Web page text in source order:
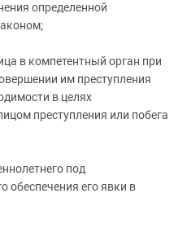
определенной
в компетентный орган при
им преступления
в целях
преступления или побега
под
обеспечения его явки в